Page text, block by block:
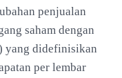
penjualan
saham dengan
yang didefinisikan
per lembar